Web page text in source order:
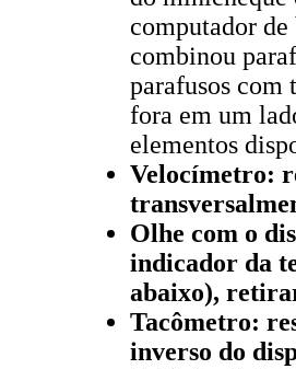
computador
combinou
parafusos com
fora em um
elementos
Velocímetro:
Olhe com o
indicador da
abaixo),
Tacômetro:
inverso do